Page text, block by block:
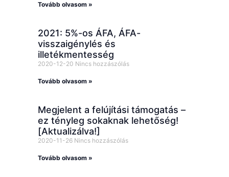
Tovább olvasom »
2021: 5%-os ÁFA, ÁFA-
visszaigénylés és
illetékmentesség
2020-12-20 Nincs hozzászólás
Tovább olvasom »
Megjelent a felújítási támogatás –
ez tényleg sokaknak lehetőség!
[Aktualizálva!]
2020-11-26 Nincs hozzászólás
Tovább olvasom »